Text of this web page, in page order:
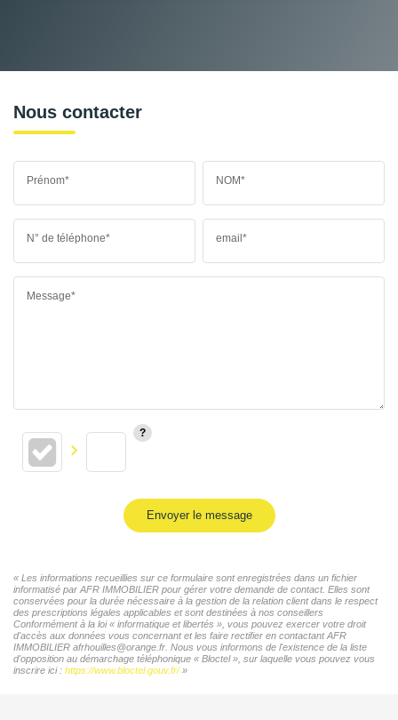
Nous contacter
Prénom* NOM*
N° de téléphone* email*
Message*
Envoyer le message
« Les informations recueillies sur ce formulaire sont enregistrées dans un fichier
informatisé par AFR IMMOBILIER pour gérer votre demande de contact. Elles sont
conservées pour la durée nécessaire à la gestion de la relation client dans le respect
des prescriptions légales applicables et sont destinées à nos conseillers
Conformément à la loi « informatique et libertés », vous pouvez exercer votre droit
d'accès aux données vous concernant et les faire rectifier en contactant AFR
IMMOBILIER afrhouilles@orange.fr. Nous vous informons de l'existence de la liste
d'opposition au démarchage téléphonique « Bloctel », sur laquelle vous pouvez vous
inscrire ici : https://www.bloctel.gouv.fr/»